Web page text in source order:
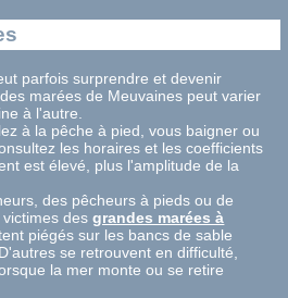
parfois surprendre et devenir
marées de Meuvaines peut varier
à l'autre.
à la pêche à pied, vous baigner ou
les horaires et les coefficients
est élevé, plus l'amplitude de la
des pêcheurs à pieds ou de
victimes desgrandes marées à
piégés sur les bancs de sable
se retrouvent en difficulté,
la mer monte ou se retire